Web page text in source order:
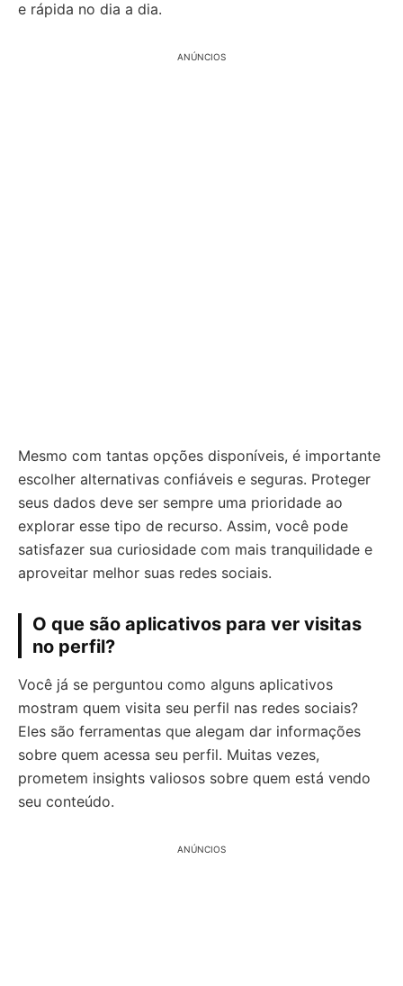
e rápida no dia a dia.
ANÚNCIOS
Mesmo com tantas opções disponíveis, é importante
escolher alternativas confiáveis e seguras. Proteger
seus dados deve ser sempre uma prioridade ao
explorar esse tipo de recurso. Assim, você pode
satisfazer sua curiosidade com mais tranquilidade e
aproveitar melhor suas redes sociais.
O que são aplicativos para ver visitas
no perfil?
Você já se perguntou como alguns aplicativos
mostram quem visita seu perfil nas redes sociais?
Eles são ferramentas que alegam dar informações
sobre quem acessa seu perfil. Muitas vezes,
prometem insights valiosos sobre quem está vendo
seu conteúdo.
ANÚNCIOS